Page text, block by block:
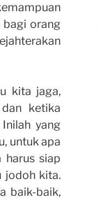
bagi orang
kita jaga,
ketika
yang
untuk apa
harus siap
jodoh kita.
baik-baik,